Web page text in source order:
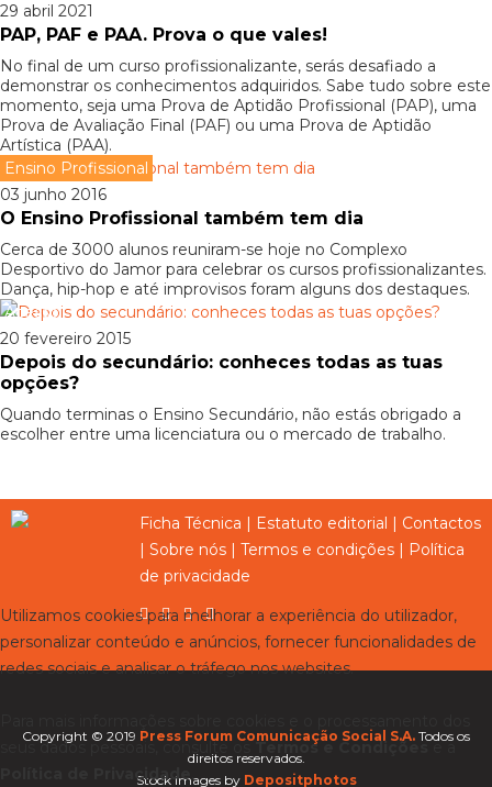
29 abril 2021
PAP, PAF e PAA. Prova o que vales!
No final de um curso profissionalizante, serás desafiado a
demonstrar os conhecimentos adquiridos. Sabe tudo sobre este
momento, seja uma Prova de Aptidão Profissional (PAP), uma
Prova de Avaliação Final (PAF) ou uma Prova de Aptidão
Artística (PAA).
Ensino Profissional
03 junho 2016
O Ensino Profissional também tem dia
Cerca de 3000 alunos reuniram-se hoje no Complexo
Desportivo do Jamor para celebrar os cursos profissionalizantes.
Dança, hip-hop e até improvisos foram alguns dos destaques.
Acesso
20 fevereiro 2015
Depois do secundário: conheces todas as tuas
opções?
Quando terminas o Ensino Secundário, não estás obrigado a
escolher entre uma licenciatura ou o mercado de trabalho.
Ficha Técnica | Estatuto editorial | Contactos
| Sobre nós | Termos e condições | Política
de privacidade
Copyright © 2019 Press Forum Comunicação Social S.A. Todos os
direitos reservados.
Stock images by Depositphotos
Utilizamos cookies para melhorar a experiência do utilizador,
personalizar conteúdo e anúncios, fornecer funcionalidades de
redes sociais e analisar o tráfego nos websites.
seus dados pessoais, consulte osTermos e Condiçõese a
Política de Privacidade.